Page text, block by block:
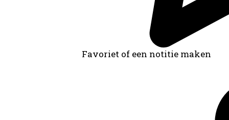
Favoriet of een notitie maken